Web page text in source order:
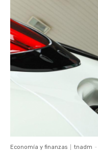
Economía y finanzas tnadm -